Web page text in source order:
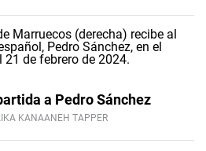
a Pedro Sánchez
KANAANEH TAPPER